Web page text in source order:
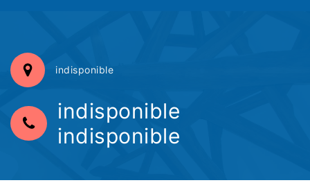
indisponible
indisponible
indisponible